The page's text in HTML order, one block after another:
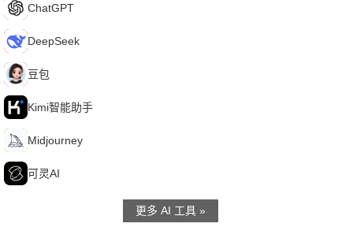
C ChatGPT
D DeepSeek
豆 豆包
K Kimi智能助手
M Midjourney
可 可灵AI
更多 AI 工具 »